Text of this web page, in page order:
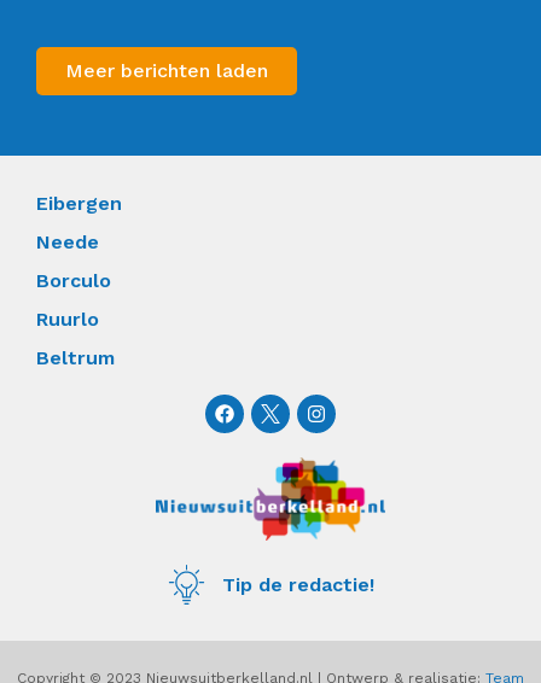
Meer berichten laden
Eibergen
Neede
Borculo
Ruurlo
Beltrum
F
a
c
o
o
I
n
s
t
a
g
r
a
Tip de redactie!
Copyright © 2023 Nieuwsuitberkelland.nl | Ontwerp & realisatie: Team